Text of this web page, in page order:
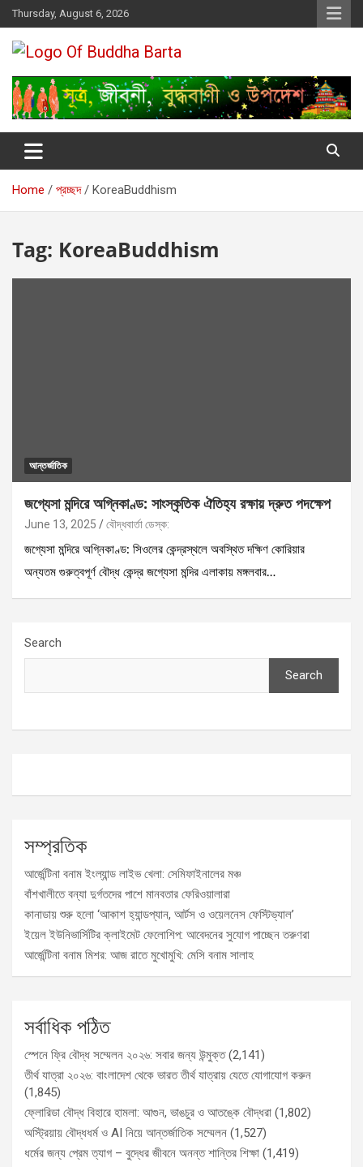
Skip
to
content
Thursday, August 6, 2026
Buddha Barta
Home প্রচ্ছদ KoreaBuddhism
Tag: KoreaBuddhism
আন্তর্জাতিক
জগ্যেসা মন্দিরে অগ্নিকাণ্ড: সাংস্কৃতিক ঐতিহ্য রক্ষায় দ্রুত পদক্ষেপ
June 13, 2025 বৌদ্ধবার্তা ডেস্ক:
জগ্যেসা মন্দিরে অগ্নিকাণ্ড: সিওলের কেন্দ্রস্থলে অবস্থিত দক্ষিণ কোরিয়ার
অন্যতম গুরুত্বপূর্ণ বৌদ্ধ কেন্দ্র জগ্যেসা মন্দির এলাকায় মঙ্গলবার…
Search
Search
সম্প্রতিক
আর্জেন্টিনা বনাম ইংল্যান্ড লাইভ খেলা: সেমিফাইনালের মঞ্চ
বাঁশখালীতে বন্যা দুর্গতদের পাশে মানবতার ফেরিওয়ালারা
কানাডায় শুরু হলো ‘আকাশ হ্যান্ডপ্যান, আর্টস ও ওয়েলনেস ফেস্টিভ্যাল’
ইয়েল ইউনিভার্সিটির ক্লাইমেট ফেলোশিপ: আবেদনের সুযোগ পাচ্ছেন তরুণরা
আর্জেন্টিনা বনাম মিশর: আজ রাতে মুখোমুখি: মেসি বনাম সালাহ
সর্বাধিক পঠিত
স্পেনে ফ্রি বৌদ্ধ সম্মেলন ২০২৬: সবার জন্য উন্মুক্ত (2,141)
তীর্থ যাত্রা ২০২৬: বাংলাদেশ থেকে ভারত তীর্থ যাত্রায় যেতে যোগাযোগ করুন
(1,845)
ফ্লোরিডা বৌদ্ধ বিহারে হামলা: আগুন, ভাঙচুর ও আতঙ্কে বৌদ্ধরা (1,802)
অস্ট্রিয়ায় বৌদ্ধধর্ম ও AI নিয়ে আন্তর্জাতিক সম্মেলন (1,527)
ধর্মের জন্য প্রেম ত্যাগ – বুদ্ধের জীবনে অনন্ত শান্তির শিক্ষা (1,419)